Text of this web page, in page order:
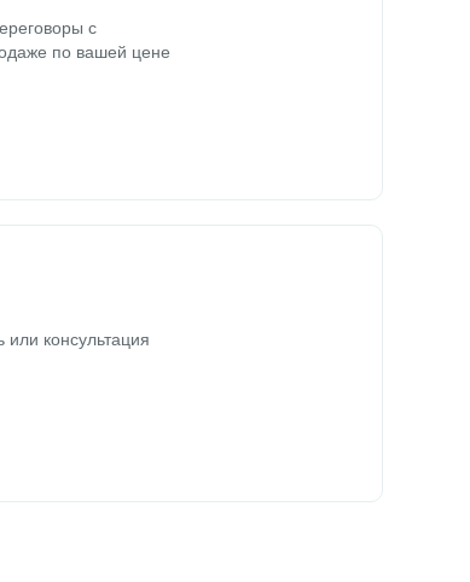
с
по вашей цене
консультация